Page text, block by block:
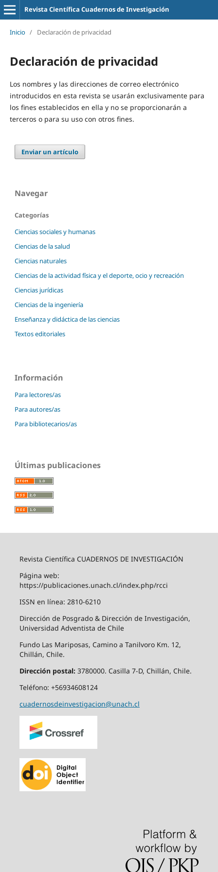
Revista Científica Cuadernos de Investigación
Inicio / Declaración de privacidad
Declaración de privacidad
Los nombres y las direcciones de correo electrónico
introducidos en esta revista se usarán exclusivamente para
los fines establecidos en ella y no se proporcionarán a
terceros o para su uso con otros fines.
Enviar un artículo
Navegar
Categorías
Ciencias sociales y humanas
Ciencias de la salud
Ciencias naturales
Ciencias de la actividad física y el deporte, ocio y recreación
Ciencias jurídicas
Ciencias de la ingeniería
Enseñanza y didáctica de las ciencias
Textos editoriales
Información
Para lectores/as
Para autores/as
Para bibliotecarios/as
Últimas publicaciones
Revista Científica CUADERNOS DE INVESTIGACIÓN
Página web:
https://publicaciones.unach.cl/index.php/rcci
ISSN en línea: 2810-6210
Dirección de Posgrado & Dirección de Investigación,
Universidad Adventista de Chile
Fundo Las Mariposas, Camino a Tanilvoro Km. 12,
Chillán, Chile.
Dirección postal:3780000. Casilla 7-D, Chillán, Chile.
Teléfono: +56934608124
cuadernosdeinvestigacion@unach.cl